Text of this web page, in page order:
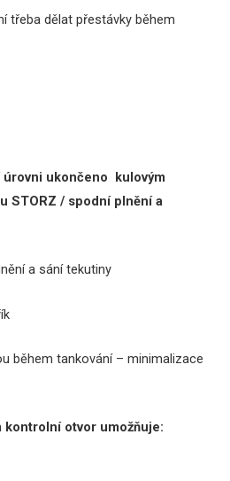
třeba dělat přestávky během
úrovni ukončeno kulovým
STORZ / spodní plnění a
a sání tekutiny
během tankování – minimalizace
kontrolní otvor umožňuje: